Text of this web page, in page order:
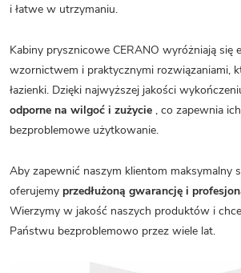
i łatwe w utrzymaniu.
Kabiny prysznicowe CERANO wyróżniają się
wzornictwem i praktycznymi rozwiązaniami,
łazienki. Dzięki najwyższej jakości
odporne na wilgoć i zużycie , co zapewnia
bezproblemowe użytkowanie.
Aby zapewnić naszym klientom maksymalny
oferujemy przedłużoną gwarancję i
Wierzymy w jakość naszych produktów i
Państwu bezproblemowo przez wiele lat.